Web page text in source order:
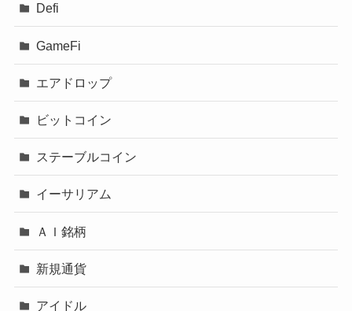
Defi
GameFi
エアドロップ
ビットコイン
ステーブルコイン
イーサリアム
ＡＩ銘柄
新規通貨
アイドル